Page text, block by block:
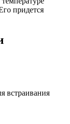
придется
встраивания